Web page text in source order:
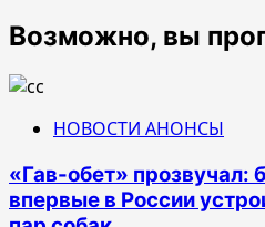
Возможно, вы
НОВОСТИ АНОНСЫ
«Гав-обет» прозвучал:
впервые в России